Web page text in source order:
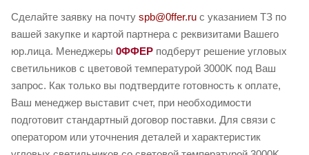
Сделайте заявку на почту spb@0ffer.ru с указанием ТЗ по
вашей закупке и картой партнера с реквизитами Вашего
юр.лица. Менеджеры 0ФФЕР подберут решение угловых
светильников с цветовой температурой 3000K под Ваш
запрос. Как только вы подтвердите готовность к оплате,
Ваш менеджер выставит счет, при необходимости
подготовит стандартный договор поставки. Для связи с
оператором или уточнения деталей и характеристик